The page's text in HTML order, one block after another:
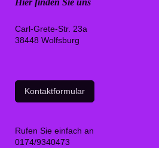
Hier finden Sie uns
Carl-Grete-Str. 23a
38448 Wolfsburg
Kontaktformular
Rufen Sie einfach an
0174/9340473